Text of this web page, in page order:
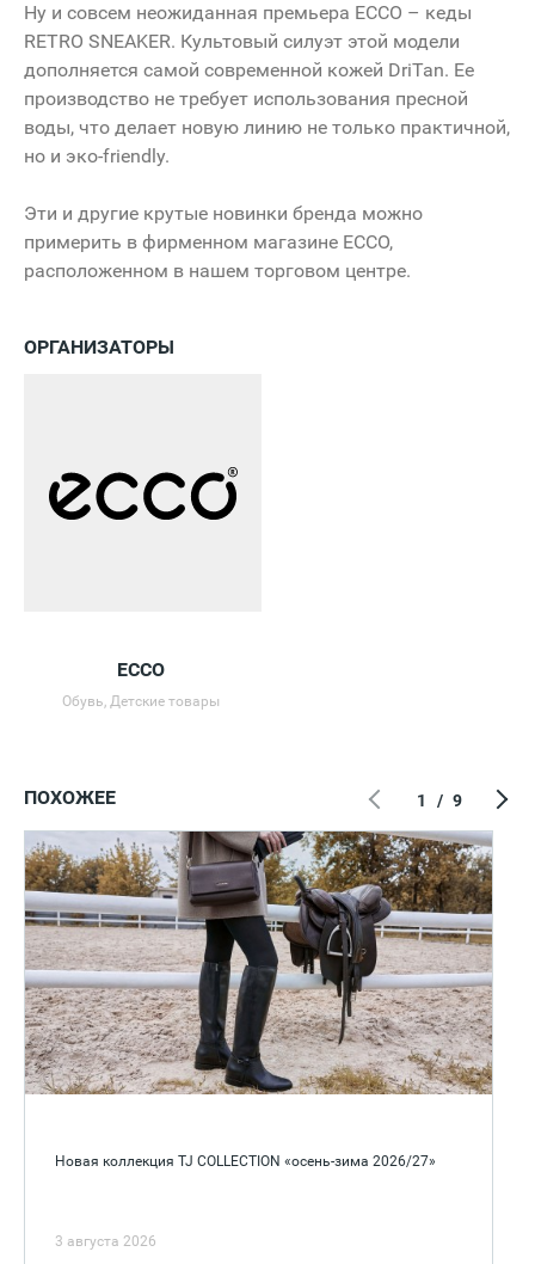
Ну и совсем неожиданная премьера ECCO – кеды
RETRO SNEAKER. Культовый силуэт этой модели
дополняется самой современной кожей DriTan. Ее
производство не требует использования пресной
воды, что делает новую линию не только практичной,
но и эко-friendly.
Эти и другие крутые новинки бренда можно
примерить в фирменном магазине ECCO,
расположенном в нашем торговом центре.
ОРГАНИЗАТОРЫ
ECCO
Обувь, Детские товары
ПОХОЖЕЕ
Новая коллекция TJ COLLECTION «осень-зима 2026/27»
3 августа 2026
1 / 9